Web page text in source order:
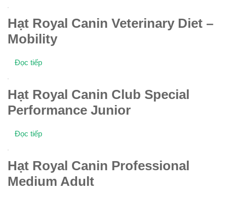
Hạt Royal Canin Veterinary Diet –
Mobility
Đọc tiếp
Hạt Royal Canin Club Special
Performance Junior
Đọc tiếp
Hạt Royal Canin Professional
Medium Adult